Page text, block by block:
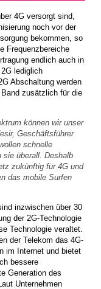
4G versorgt sind,
noch vor der
bekommen, so
Frequenzbereiche
endlich auch in
lediglich
Abschaltung werden
zusätzlich für die
können wir unser
Geschäftsführer
schnelle
sie überall. Deshalb
zukünftig für 4G und
das mobile Surfen
inzwischen über 30
der 2G-Technologie
Technologie veraltet.
der Telekom das 4G-
im Internet und bietet
bessere
Generation des
Unternehmen